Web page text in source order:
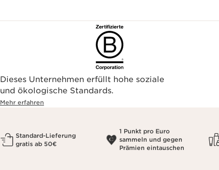
Dieses Unternehmen erfüllt hohe soziale
und ökologische Standards.
Mehr erfahren
Standard-Lieferung
gratis ab 50€
1 Punkt pro Euro
sammeln und gegen
Prämien eintauschen